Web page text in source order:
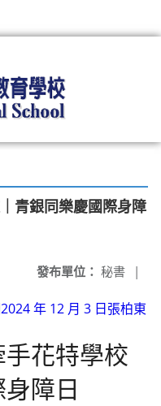
青銀同樂慶國際身障
發布單位： 秘書 |
2024 年 12 月 3 日張柏東
花特學校
身障日